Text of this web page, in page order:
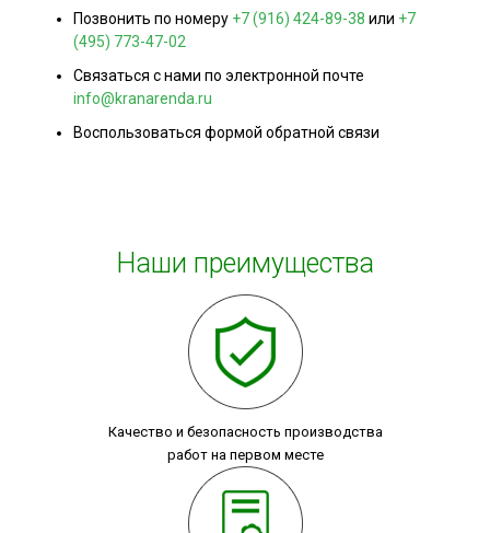
Позвонить по номеру +7 (916) 424-89-38 или +7
(495) 773-47-02
Связаться с нами по электронной почте
info@kranarenda.ru
Воспользоваться формой обратной связи
Наши преимущества
Качество и безопасность производства
работ на первом месте